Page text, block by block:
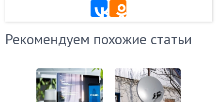
Рекомендуем похожие статьи